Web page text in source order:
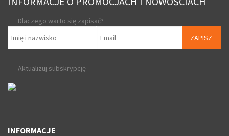
Dlaczego warto się zapisać?
ZAPISZ
Aktualizuj subskrypcję
INFORMACJE